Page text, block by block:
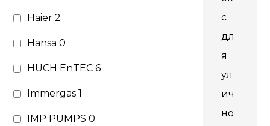
Haier2
Hansa0
HUCH EnTEC6
Immergas1
IMP PUMPS0
с
дл
я
ул
ич
но